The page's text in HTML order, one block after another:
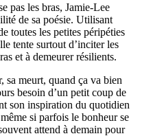
pas les bras, Jamie-Lee
de sa poésie. Utilisant
toutes les petites péripéties
tente surtout d’inciter les
et à demeurer résilients.
sa meurt, quand ça va bien
besoin d’un petit coup de
son inspiration du quotidien
si parfois le bonheur se
attend à demain pour